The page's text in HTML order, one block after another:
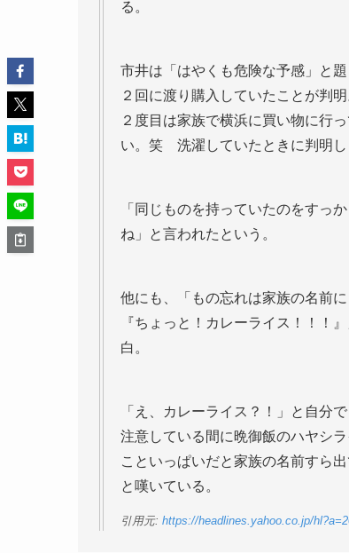
る。
市井は「はやくも危険な予感」と
２回に渡り購入していたことが判
２度目は家族で横浜に買い物に行
い。笑 洗濯していたときに判明し
「同じものを持っていたのをすっ
ね」と言われたという。
他にも、「もの忘れは家族の名前
『ちょっと！カレーライス！！！
白。
「え、カレーライス？！」と自分
注意している間に晩御飯のハヤシ
こといっぱいだと家族の名前すら
と嘆いている。
引用元: https://headlines.yahoo.co.jp/